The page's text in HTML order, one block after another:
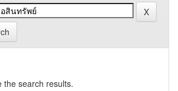
the search results.